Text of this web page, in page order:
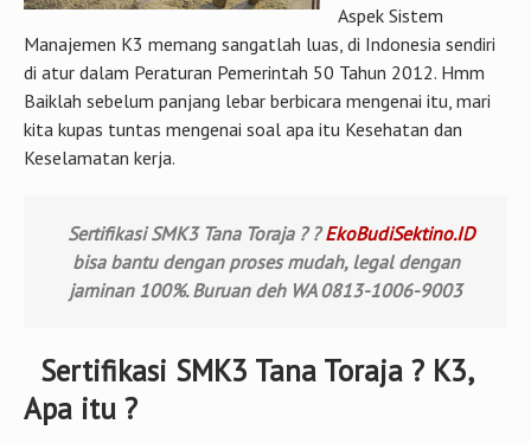
Aspek Sistem
Manajemen K3 memang sangatlah luas, di Indonesia sendiri
di atur dalam Peraturan Pemerintah 50 Tahun 2012. Hmm
Baiklah sebelum panjang lebar berbicara mengenai itu, mari
kita kupas tuntas mengenai soal apa itu Kesehatan dan
Keselamatan kerja.
Sertifikasi SMK3 Tana Toraja ? ?EkoBudiSektino.ID
bisa bantu dengan proses mudah, legal dengan
jaminan 100%. Buruan deh WA 0813-1006-9003
Sertifikasi SMK3 Tana Toraja ? K3,
Apa itu ?